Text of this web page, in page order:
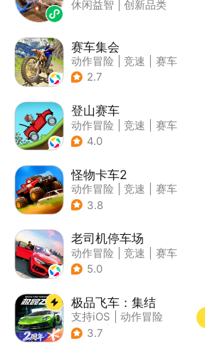
休闲益智 创新品类
赛车集会
动作冒险 竞速
赛车
| 写实
2.7
登山赛车
动作冒险 竞速
赛车
| 卡通
4.0
怪物卡车2
动作冒险 竞速
赛车
| 卡通
3.8
老司机停车场
动作冒险 竞速
赛车
| 写实
5.0
极品飞车：集结
支持iOS
动作冒险
| 竞速
3.7